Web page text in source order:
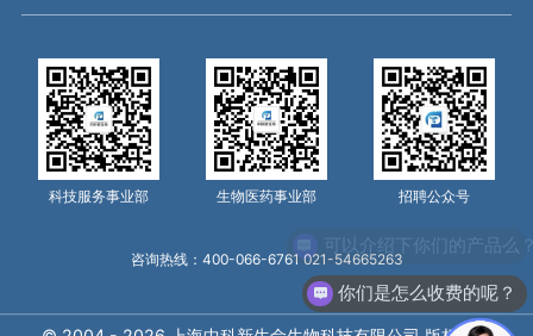
科技服务事业部 生物医药事业部 招聘公众号
咨询热线：400-066-6761 021-54665263
可以介绍下你们的产品么
你们是怎么收费的呢？